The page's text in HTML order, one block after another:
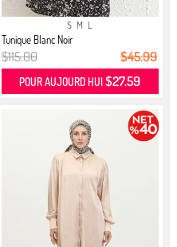
S M L
Tunique Blanc Noir
$115.00 $45.99
POUR AUJOURD HUI$27.59